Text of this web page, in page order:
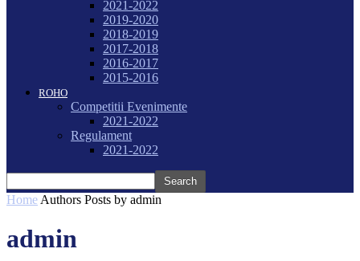
2021-2022
2019-2020
2018-2019
2017-2018
2016-2017
2015-2016
ROHO
Competitii Evenimente
2021-2022
Regulament
2021-2022
Home Authors Posts by admin
admin